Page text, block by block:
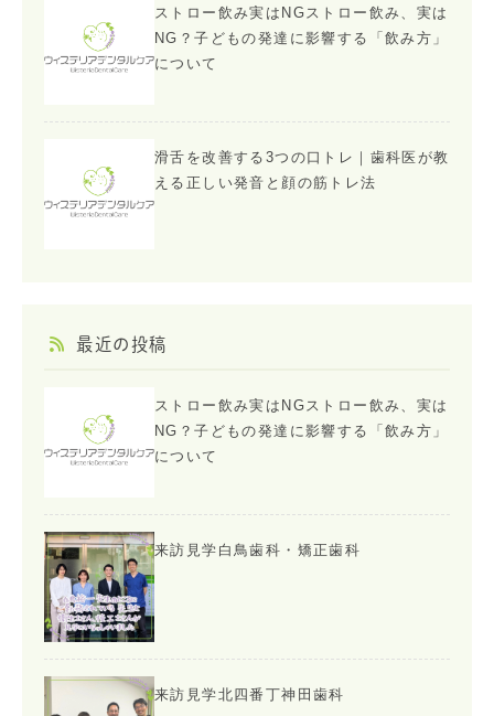
ストロー飲み実はNGストロー飲み、実は
NG？子どもの発達に影響する「飲み方」
について
滑舌を改善する3つの口トレ｜歯科医が教
える正しい発音と顔の筋トレ法
最近の投稿
ストロー飲み実はNGストロー飲み、実は
NG？子どもの発達に影響する「飲み方」
について
来訪見学白鳥歯科・矯正歯科
来訪見学北四番丁神田歯科